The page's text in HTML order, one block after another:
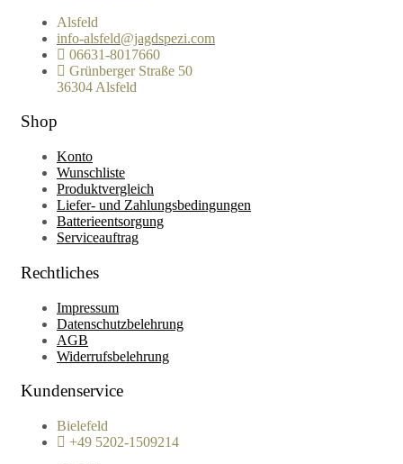
Alsfeld
info-alsfeld@jagdspezi.com
06631-8017660
Grünberger Straße 50
36304 Alsfeld
Shop
Konto
Wunschliste
Produktvergleich
Liefer- und Zahlungsbedingungen
Batterieentsorgung
Serviceauftrag
Rechtliches
Impressum
Datenschutzbelehrung
AGB
Widerrufsbelehrung
Kundenservice
Bielefeld
+49 5202-1509214